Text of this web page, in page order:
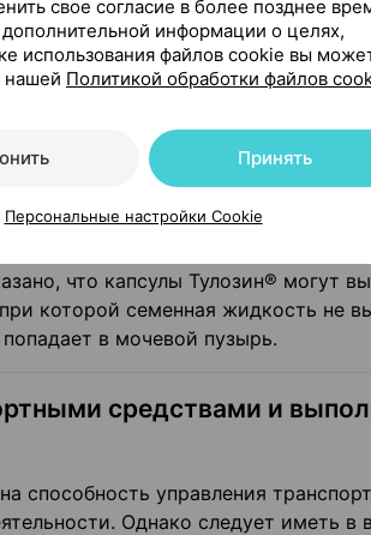
пищи.
вскармливания
женщин. Оно назначается
что капсулы Тулозин® могут
которой семенная жидкость не
в мочевой пузырь.
средствами и
способность управления
Однако следует иметь в
свое согласие в более позднее
информации о целях,
использования файлов cookie вы
нашей Политикой обработки файлов
Принять
Персональные настройки Cookie